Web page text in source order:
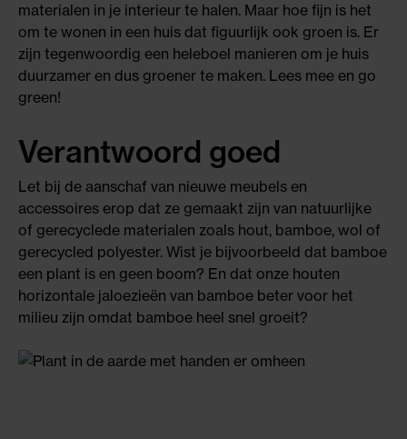
materialen in je interieur te halen. Maar hoe fijn is het
om te wonen in een huis dat figuurlijk ook groen is. Er
zijn tegenwoordig een heleboel manieren om je huis
duurzamer en dus groener te maken. Lees mee en go
green!
Verantwoord goed
Let bij de aanschaf van nieuwe meubels en
accessoires erop dat ze gemaakt zijn van natuurlijke
of gerecyclede materialen zoals hout, bamboe, wol of
gerecycled polyester. Wist je bijvoorbeeld dat bamboe
een plant is en geen boom? En dat onze houten
horizontale jaloezieën van bamboe beter voor het
milieu zijn omdat bamboe heel snel groeit?